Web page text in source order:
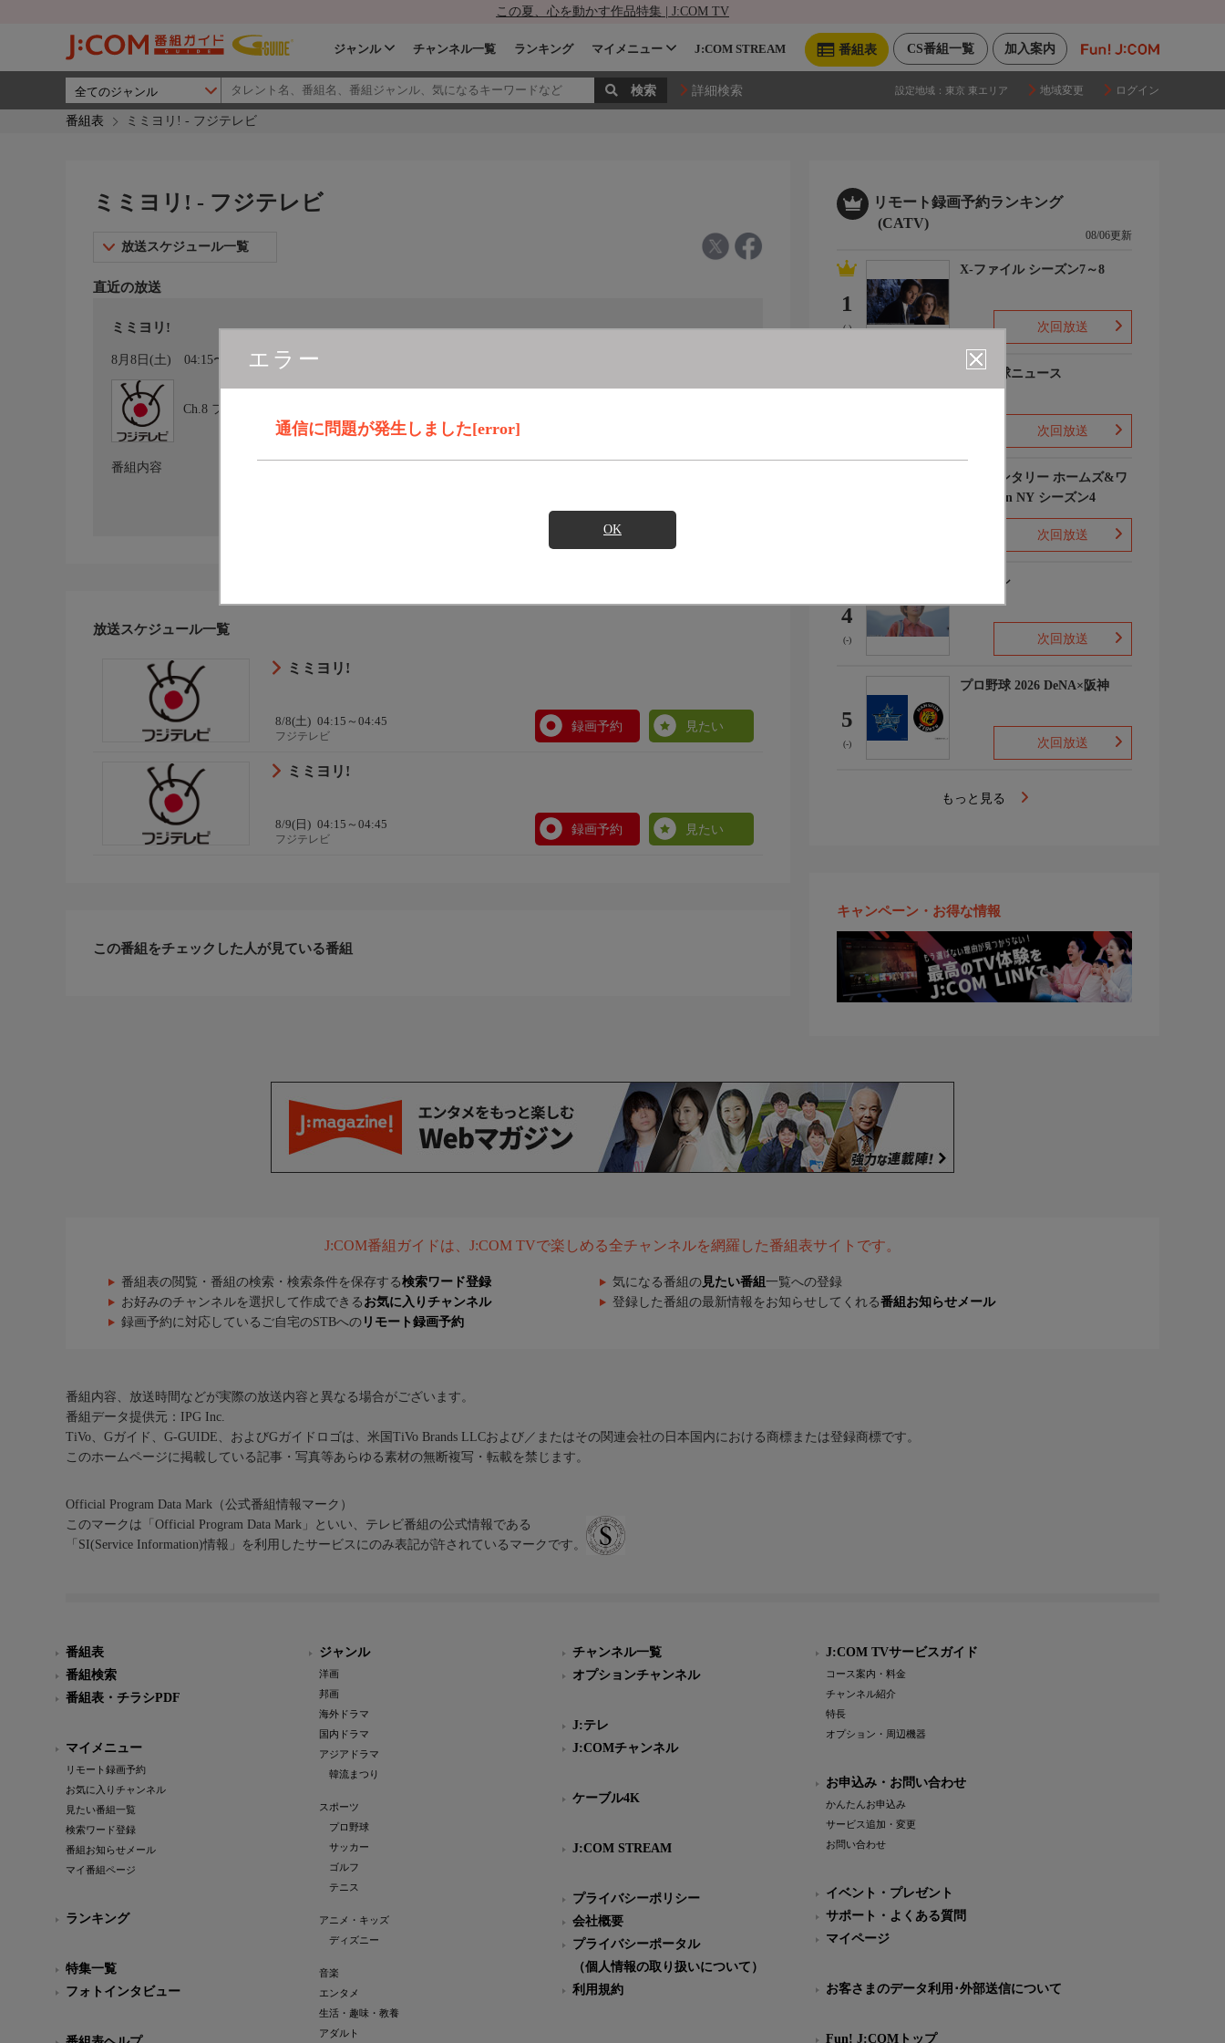
この夏、心を動かす作品特集 | J:COM TV
加入案内
CS番組一覧
番組表
ジャンル チャンネル一覧 ランキング マイメニュー J:COM STREAM
詳細検索 設定地域： 東京 東エリア 地域変更 ログイン
番組表 ミミヨリ! - フジテレビ
エラー
通信に問題が発生しました[error]
OK
ミミヨリ! - フジテレビ
放送スケジュール一覧
直近の放送
ミミヨリ!
8月8日(土) 04:15〜04:45 カレンダー登録
Ch.8 フジテレビ
番組内容
放送スケジュール一覧
ミミヨリ!
8/8(土) 04:15～04:45
フジテレビ
録画予約 見たい
ミミヨリ!
8/9(日) 04:15～04:45
フジテレビ
録画予約 見たい
この番組をチェックした人が見ている番組
リモート録画予約ランキング
(CATV)
08/06更新
1
(-)
X-ファイル シーズン7～8
次回放送
プロ野球ニュース
次回放送
エレメンタリー ホームズ&ワ
トソン in NY シーズン4
次回放送
4
(-)
下山メシ
次回放送
5
(-)
プロ野球 2026 DeNA×阪神
次回放送
もっと見る
キャンペーン・お得な情報
J:COM番組ガイドは、J:COM TVで楽しめる全チャンネルを網羅した番組表サイトです。
番組表の閲覧・番組の検索・検索条件を保存する検索ワード登録 気になる番組の 見たい番組 一覧への登録
お好みのチャンネルを選択して作成できる お気に入りチャンネル 登録した番組の最新情報をお知らせしてくれる番組お知らせメール
録画予約に対応しているご自宅のSTBへの リモート録画予約
番組内容、放送時間などが実際の放送内容と異なる場合がございます。
番組データ提供元：IPG Inc.
TiVo、Gガイド、G-GUIDE、およびGガイドロゴは、米国TiVo Brands LLCおよび／またはその関連会社の日本国内における商標または登録商標です。
このホームページに掲載している記事・写真等あらゆる素材の無断複写・転載を禁じます。
Official Program Data Mark（公式番組情報マーク）
このマークは「Official Program Data Mark」といい、テレビ番組の公式情報である
「SI(Service Information)情報」を利用したサービスにのみ表記が許されているマークです。
番組表
番組検索
番組表・チラシPDF
マイメニュー
リモート録画予約
お気に入りチャンネル
見たい番組一覧
検索ワード登録
番組お知らせメール
マイ番組ページ
ランキング
特集一覧
フォトインタビュー
ジャンル
洋画
邦画
海外ドラマ
国内ドラマ
アジアドラマ
韓流まつり
スポーツ
プロ野球
サッカー
ゴルフ
テニス
アニメ・キッズ
ディズニー
音楽
エンタメ
生活・趣味・教養
アダルト
チャンネル一覧
オプションチャンネル
J:テレ
J:COMチャンネル
ケーブル4K
J:COM STREAM
プライバシーポリシー
会社概要
プライバシーポータル
（個人情報の取り扱いについて）
利用規約
J:COM TVサービスガイド
コース案内・料金
チャンネル紹介
特長
オプション・周辺機器
お申込み・お問い合わせ
かんたんお申込み
サービス追加・変更
お問い合わせ
イベント・プレゼント
サポート・よくある質問
マイページ
お客さまのデータ利用･外部送信について
Fun! J:COMトップ